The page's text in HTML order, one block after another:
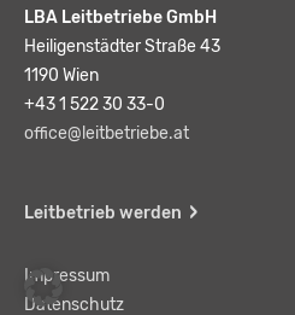
LBA Leitbetriebe GmbH
Heiligenstädter Straße 43
1190 Wien
+43 1 522 30 33-0
office@leitbetriebe.at
Leitbetrieb werden
Impressum
Datenschutz